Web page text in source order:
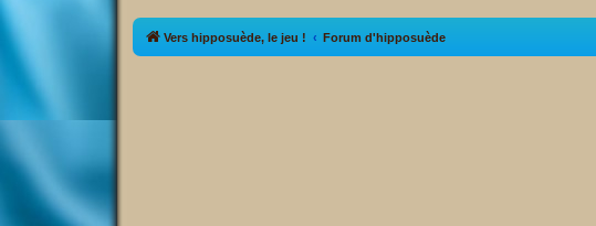
Vers hipposuède, le jeu ! Forum d'hipposuède